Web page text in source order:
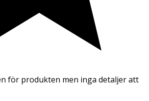
för produkten men inga detaljer att